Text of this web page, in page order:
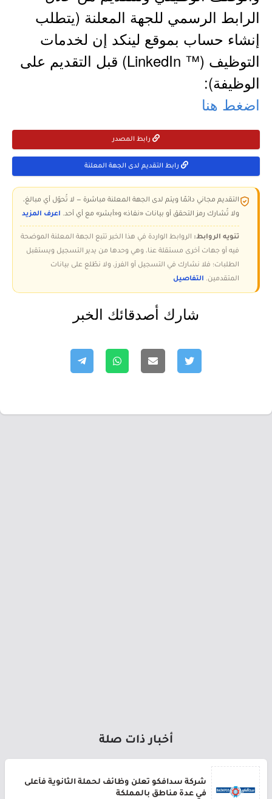
الرابط الرسمي للجهة المعلنة (يتطلب
إنشاء حساب بموقع لينكد إن لخدمات
التوظيف (™ LinkedIn) قبل التقديم على
الوظيفة):
اضغط هنا
رابط المصدر
رابط التقديم لدى الجهة المعلنة
التقديم مجاني دائمًا ويتم لدى الجهة المعلنة مباشرة — لا تُحوّل أي مبالغ،
ولا تُشارك رمز التحقق أو بيانات «نفاذ» و«أبشر» مع أي أحد. اعرف المزيد
تنويه الروابط: الروابط الواردة في هذا الخبر تتبع الجهة المعلنة الموضحة
فيه أو جهات أخرى مستقلة عنا، وهي وحدها من يدير التسجيل ويستقبل
الطلبات؛ فلا نشارك في التسجيل أو الفرز، ولا نطّلع على بيانات
المتقدمين. التفاصيل
شارك أصدقائك الخبر
أخبار ذات صلة
شركة سدافكو تعلن وظائف لحملة الثانوية فأعلى
في عدة مناطق بالمملكة